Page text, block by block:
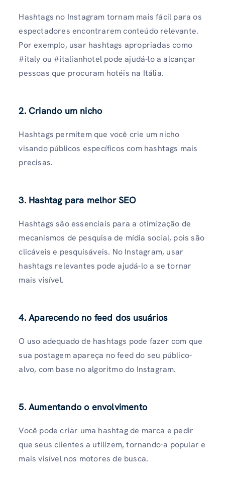
Hashtags no Instagram tornam mais fácil para os
espectadores encontrarem conteúdo relevante.
Por exemplo, usar hashtags apropriadas como
#italy ou #italianhotel pode ajudá-lo a alcançar
pessoas que procuram hotéis na Itália.
2. Criando um nicho
Hashtags permitem que você crie um nicho
visando públicos específicos com hashtags mais
precisas.
3. Hashtag para melhor SEO
Hashtags são essenciais para a otimização de
mecanismos de pesquisa de mídia social, pois são
clicáveis ​​e pesquisáveis. No Instagram, usar
hashtags relevantes pode ajudá-lo a se tornar
mais visível.
4. Aparecendo no feed dos usuários
O uso adequado de hashtags pode fazer com que
sua postagem apareça no feed do seu público-
alvo, com base no algoritmo do Instagram.
5. Aumentando o envolvimento
Você pode criar uma hashtag de marca e pedir
que seus clientes a utilizem, tornando-a popular e
mais visível nos motores de busca.